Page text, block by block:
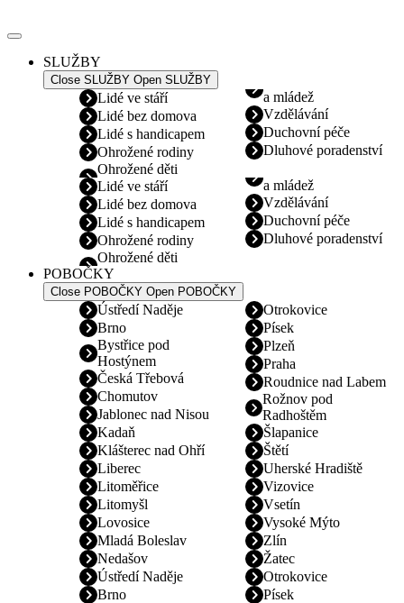
k
SLUŽBY
Close SLUŽBY Open SLUŽBY
Lidé ve stáří
Lidé bez domova
Lidé s handicapem
Ohrožené rodiny
Ohrožené děti
a mládež
Vzdělávání
Duchovní péče
Dluhové poradenství
Lidé ve stáří
Lidé bez domova
Lidé s handicapem
Ohrožené rodiny
Ohrožené děti
a mládež
Vzdělávání
Duchovní péče
Dluhové poradenství
POBOČKY
Close POBOČKY Open POBOČKY
Ústředí Naděje
Brno
Bystřice pod
Hostýnem
Česká Třebová
Chomutov
Jablonec nad Nisou
Kadaň
Klášterec nad Ohří
Liberec
Litoměřice
Litomyšl
Lovosice
Mladá Boleslav
Nedašov
Otrokovice
Písek
Plzeň
Praha
Roudnice nad Labem
Rožnov pod
Radhoštěm
Šlapanice
Štětí
Uherské Hradiště
Vizovice
Vsetín
Vysoké Mýto
Zlín
Žatec
Ústředí Naděje
Brno
Otrokovice
Písek